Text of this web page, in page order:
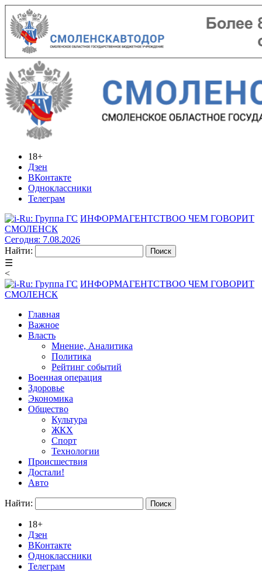
18+
Дзен
ВКонтакте
Одноклассники
Телеграм
ИНФОРМАГЕНТСТВОО ЧЕМ ГОВОРИТ
СМОЛЕНСК
Сегодня: 7.08.2026
Найти:
☰
<
ИНФОРМАГЕНТСТВОО ЧЕМ ГОВОРИТ
СМОЛЕНСК
Главная
Важное
Власть
Мнение, Аналитика
Политика
Рейтинг событий
Военная операция
Здоровье
Экономика
Общество
Культура
ЖКХ
Спорт
Технологии
Происшествия
Достали!
Авто
Найти:
18+
Дзен
ВКонтакте
Одноклассники
Телеграм